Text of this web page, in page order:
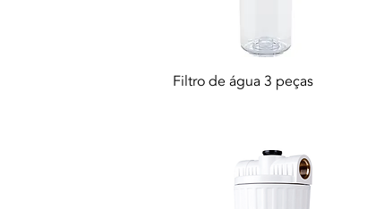
Vista rapida
Filtro de água 3 peças